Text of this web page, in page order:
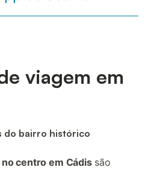
viagem em
do bairro histórico
centro em Cádissão